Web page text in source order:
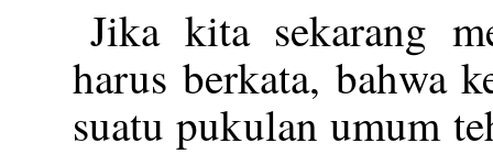
Jika kita sekarang
harus berkata, bahwa
suatu pukulan umum